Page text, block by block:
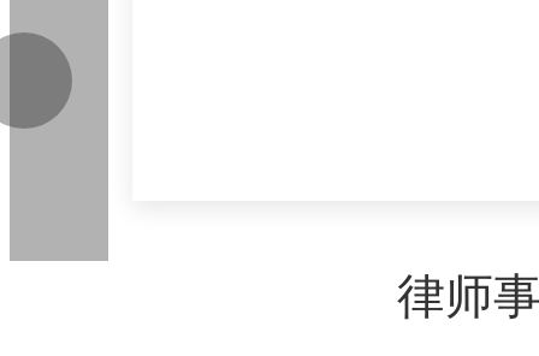
律师